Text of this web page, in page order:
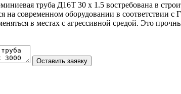
труба Д16Т 30 х 1.5 востребована в
на современном оборудовании в
в местах с агрессивной средой. Это